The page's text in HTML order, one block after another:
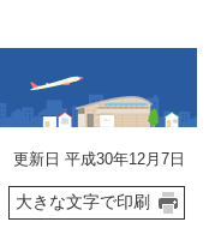
更新日 平成30年12月7日
大きな文字で印刷